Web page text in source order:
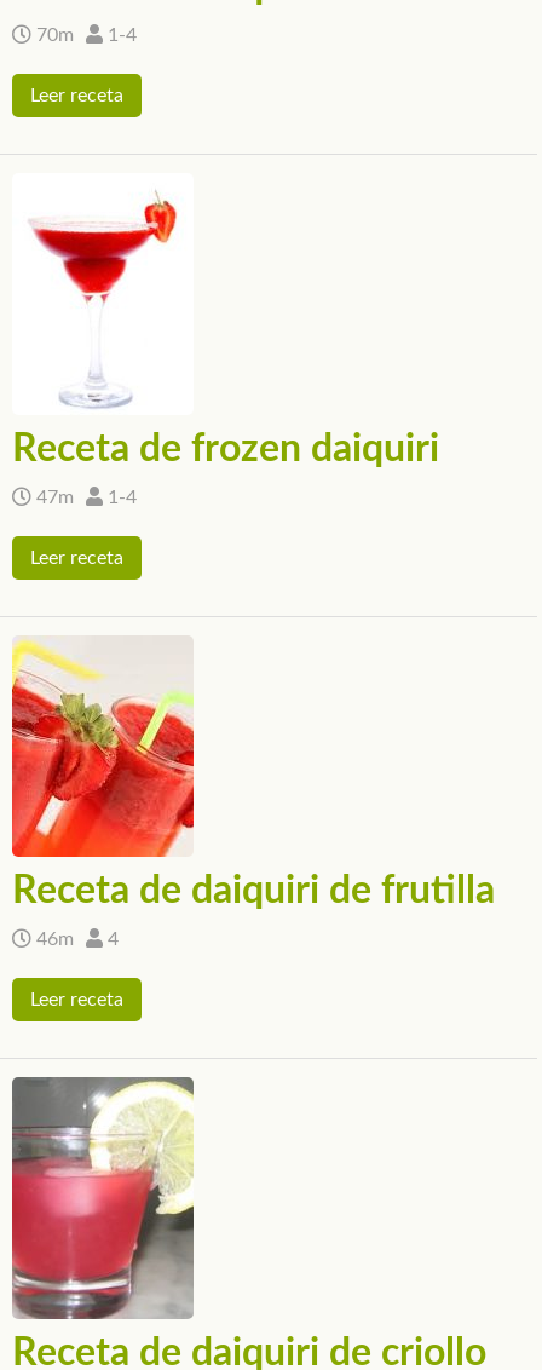
70m 1-4
Leer receta
Receta de frozen daiquiri
47m 1-4
Leer receta
Receta de daiquiri de frutilla
46m 4
Leer receta
Receta de daiquiri de criollo